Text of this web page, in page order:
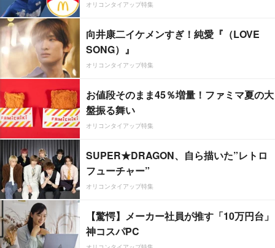
オリコンタイアップ特集
向井康二イケメンすぎ！純愛『（LOVE
SONG）』
オリコンタイアップ特集
お値段そのまま45％増量！ファミマ夏の大
盤振る舞い
オリコンタイアップ特集
SUPER★DRAGON、自ら描いた”レトロ
フューチャー”
オリコンタイアップ特集
【驚愕】メーカー社員が推す「10万円台」
神コスパPC